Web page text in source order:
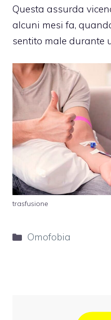
Questa assurda
alcuni mesi fa,
sentito male durante
trasfusione
Categorie
Omofobia